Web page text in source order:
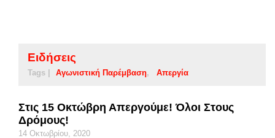
Ειδήσεις
Tags | Αγωνιστική Παρέμβαση Απεργία
Στις 15 Οκτώβρη Απεργούμε! Όλοι Στους
Δρόμους!
14 Οκτωβρίου, 2020